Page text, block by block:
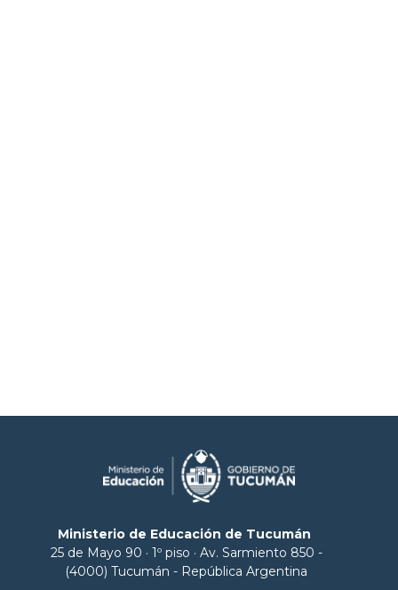
Ministerio de Educación de Tucumán
25 de Mayo 90 · 1º piso · Av. Sarmiento 850 -
(4000) Tucumán - República Argentina